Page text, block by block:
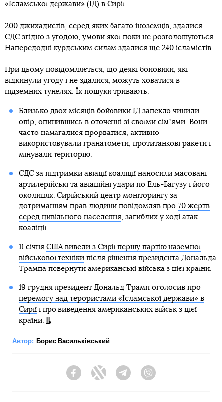
«Ісламської держави» (ІД) в Сирії.
200 джихадистів, серед яких багато іноземців, здалися
СДС згідно з угодою, умови якої поки не розголошуються.
Напередодні курдським силам здалися ще 240 ісламістів.
При цьому повідомляється, що деякі бойовики, які
відкинули угоду і не здалися, можуть ховатися в
підземних тунелях. Їх пошуки тривають.
Близько двох місяців бойовики ІД запекло чинили
опір, опинившись в оточенні зі своїми сімʼями. Вони
часто намагалися прорватися, активно
використовували гранатомети, протитанкові ракети і
мінували територію.
СДС за підтримки авіації коаліції наносили масовані
артилерійські та авіаційні удари по Ель-Багузу і його
околицях. Сирійський центр моніторингу за
дотриманням прав людини повідомляв про 70 жертв
серед цивільного населення, загиблих у ході атак
коаліції.
11 січня США вивели з Сирії першу партію наземної
військової технікипісля рішення президента Дональда
Трампа повернути американські війська з цієї країни.
19 грудня президент Дональд Трамп оголосив про
перемогу над терористами «Ісламської держави» в
Сиріїі про виведення американських військ з цієї
країни.
Автор: Борис Васильківський
FacebookTwitter Telegram